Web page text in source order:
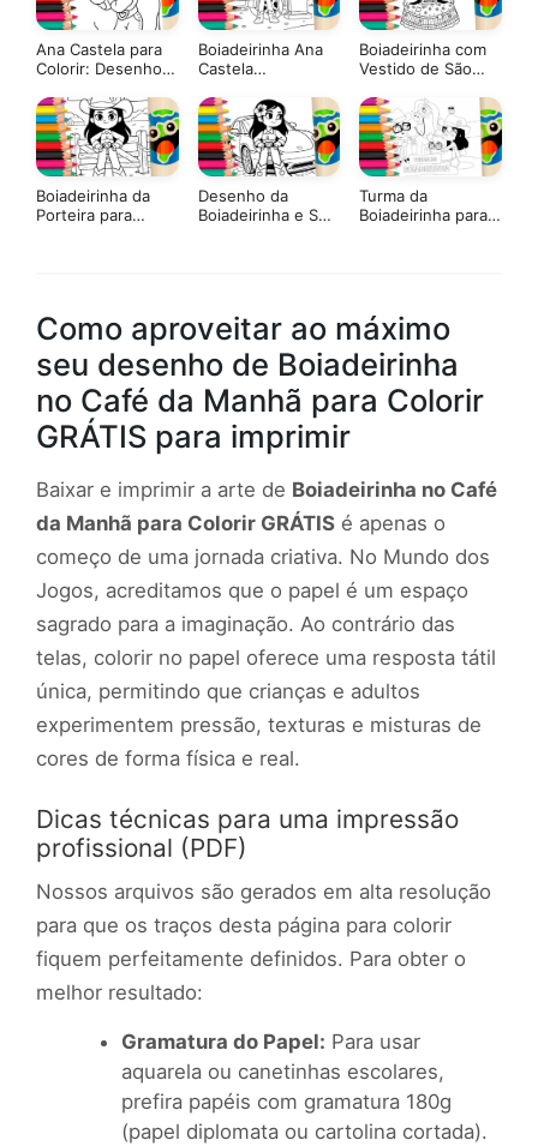
Ana Castela para
Colorir: Desenho
Boiadeirinha Ana
Castela
GRÁTIS ▷ Pinte no
Celular
Boiadeirinha com
Vestido de São
Online GRÁTIS
Boiadeirinha da
Porteira para
Desenho da
Boiadeirinha e Seu
Turma da
Boiadeirinha para
Como aproveitar ao máximo
seu desenho de Boiadeirinha
no Café da Manhã para Colorir
GRÁTIS para imprimir
Baixar e imprimir a arte de Boiadeirinha no Café
da Manhã para Colorir GRÁTIS é apenas o
começo de uma jornada criativa. No Mundo dos
Jogos, acreditamos que o papel é um espaço
sagrado para a imaginação. Ao contrário das
telas, colorir no papel oferece uma resposta tátil
única, permitindo que crianças e adultos
experimentem pressão, texturas e misturas de
cores de forma física e real.
Dicas técnicas para uma impressão
profissional (PDF)
Nossos arquivos são gerados em alta resolução
para que os traços desta página para colorir
fiquem perfeitamente definidos. Para obter o
melhor resultado:
Gramatura do Papel: Para usar
aquarela ou canetinhas escolares,
prefira papéis com gramatura 180g
(papel diplomata ou cartolina cortada).